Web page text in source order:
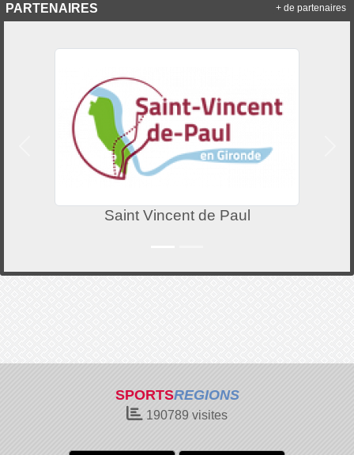
PARTENAIRES
Saint Vincent de Paul
Précedent
+ de partenaires
SPORTSREGIONS
190789 visites